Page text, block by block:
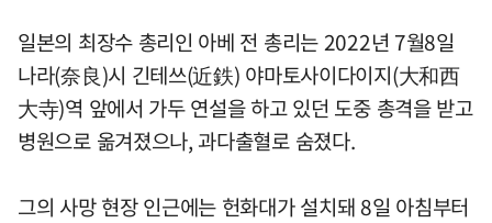
일본의 최장수 총리인 아베 전 총리는 2022년 7월8일
나라(奈良)시 긴테쓰(近鉄) 야마토사이다이지(大和西
大寺)역 앞에서 가두 연설을 하고 있던 도중 총격을 받고
병원으로 옮겨졌으나, 과다출혈로 숨졌다.
그의 사망 현장 인근에는 헌화대가 설치돼 8일 아침부터